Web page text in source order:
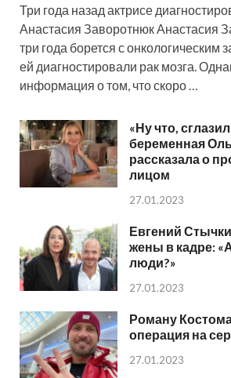
Три года назад актрисе
Анастасия Заворотнюк Анастасия
три года борется с онкологическим
ей диагностировали рак мозга.
информация о том, что скоро …
«Ну что,
беременная
рассказала о
лицом
27.01.2023
Евгений
жены в кадре:
люди?»
27.01.2023
Роману
операция на
27.01.2023